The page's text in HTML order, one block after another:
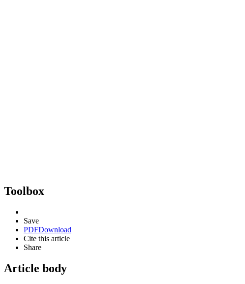
Toolbox
Save
PDFDownload
Cite this article
Share
Article body